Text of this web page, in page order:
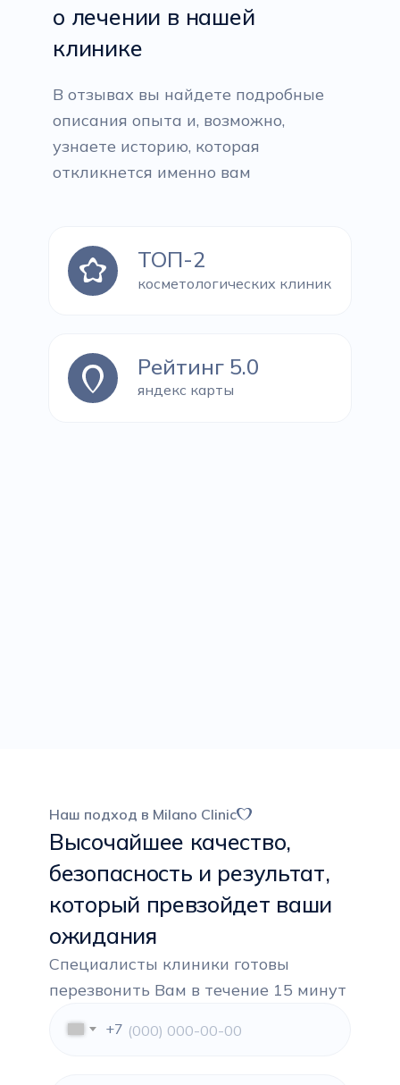
о лечении в нашей
клинике
В отзывах вы найдете подробные
описания опыта и, возможно,
узнаете историю, которая
откликнется именно вам
ТОП-2
косметологических клиник
Рейтинг 5.0
яндекс карты
Наш подход в Milano Clinic
Высочайшее качество,
безопасность и результат,
который превзойдет ваши
ожидания
Специалисты клиники готовы
перезвонить Вам в течение 15 минут
+7